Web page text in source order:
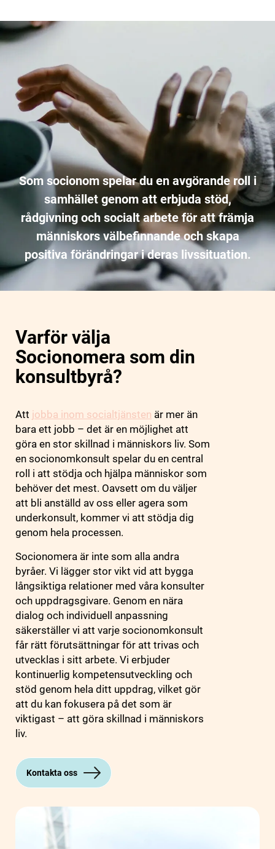
Som socionom spelar du en avgörande roll i
samhället genom att erbjuda stöd,
rådgivning och socialt arbete för att främja
människors välbefinnande och skapa
positiva förändringar i deras livssituation.
Varför välja
Socionomera som din
konsultbyrå?
Att jobba inom socialtjänsten är mer än
bara ett jobb – det är en möjlighet att
göra en stor skillnad i människors liv. Som
en socionomkonsult spelar du en central
roll i att stödja och hjälpa människor som
behöver det mest. Oavsett om du väljer
att bli anställd av oss eller agera som
underkonsult, kommer vi att stödja dig
genom hela processen.
Socionomera är inte som alla andra
byråer. Vi lägger stor vikt vid att bygga
långsiktiga relationer med våra konsulter
och uppdragsgivare. Genom en nära
dialog och individuell anpassning
säkerställer vi att varje socionomkonsult
får rätt förutsättningar för att trivas och
utvecklas i sitt arbete. Vi erbjuder
kontinuerlig kompetensutveckling och
stöd genom hela ditt uppdrag, vilket gör
att du kan fokusera på det som är
viktigast – att göra skillnad i människors
liv.
Kontakta oss